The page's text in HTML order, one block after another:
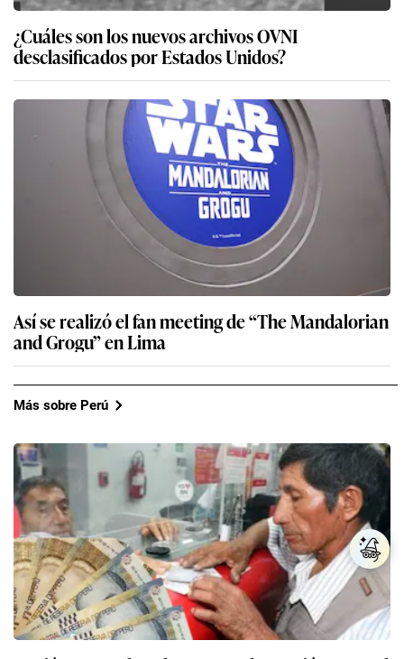
¿Cuáles son los nuevos archivos OVNI
desclasificados por Estados Unidos?
Así se realizó el fan meeting de “The Mandalorian
and Grogu” en Lima
Más sobre Perú